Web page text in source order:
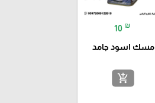
10 ₪
مسك اسود جامد
add_shopping_cart